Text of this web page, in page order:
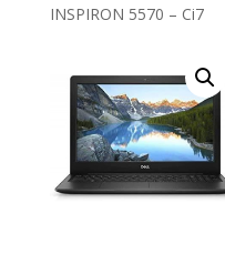
INSPIRON 5570 – Ci7